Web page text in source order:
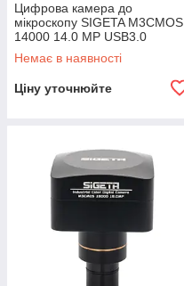
Цифрова камера до
мікроскопу SIGETA M3CMOS
14000 14.0 MP USB3.0
Немає в наявності
Ціну уточнюйте